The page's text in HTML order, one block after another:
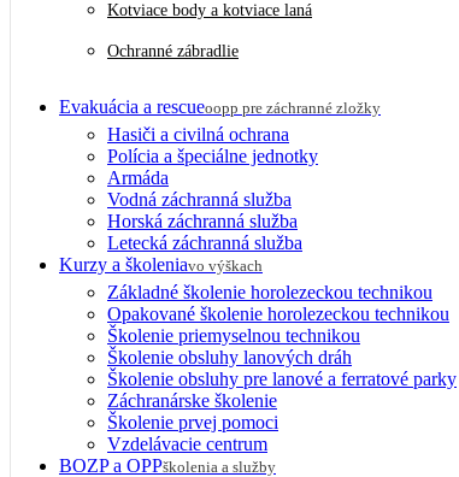
Kotviace body a kotviace laná
Ochranné zábradlie
Evakuácia a rescueoopp pre záchranné zložky
Hasiči a civilná ochrana
Polícia a špeciálne jednotky
Armáda
Vodná záchranná služba
Horská záchranná služba
Letecká záchranná služba
Kurzy a školeniavo výškach
Základné školenie horolezeckou technikou
Opakované školenie horolezeckou technikou
Školenie priemyselnou technikou
Školenie obsluhy lanových dráh
Školenie obsluhy pre lanové a ferratové parky
Záchranárske školenie
Školenie prvej pomoci
Vzdelávacie centrum
BOZP a OPPškolenia a služby